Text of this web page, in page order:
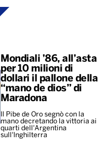
Mondiali ’86, all’asta
per 10 milioni di
dollari il pallone della
“mano de dios” di
Maradona
Il Pibe de Oro segnò con la
mano decretando la vittoria ai
quarti dell'Argentina
sull'Inghilterra